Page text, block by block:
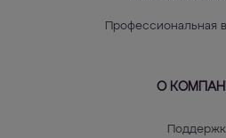
Профессиональная
О